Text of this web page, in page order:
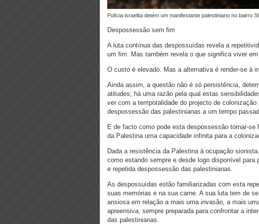
polícia israelita detém um manifestante palestiniano no bairro
Despossessão sem fim
A luta contínua das despossuídas revela a
um fim. Mas também revela o que significa viver
O custo é elevado. Mas a alternativa é render-se à
Ainda assim, a questão não é só persistência,
atitudes; há uma razão pela qual estas
ver com a temporalidade do projecto de
despossessão das palestinianas a um tempo
E de facto como pode esta despossessão tornar-
da Palestina uma capacidade infinita para a
Dada a resistência da Palestina à ocupação
como estando sempre e desde logo disponível
e repetida despossessão das palestinianas.
As despossuídas estão familiarizadas com esta
suas memórias e na sua carne. A sua luta tem de
ansiosa em relação a mais uma invasão, a mais
apreensiva, sempre preparada para confrontar a
das palestinianas.